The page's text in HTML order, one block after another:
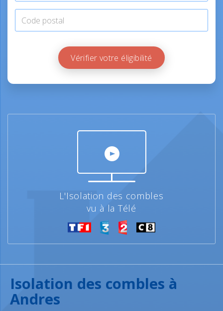
Vérifier votre éligibilité
L'Isolation des combles
vu à la Télé
Isolation des combles à
Andres